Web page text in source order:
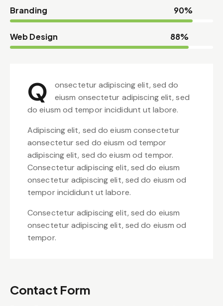
Branding 90%
Web Design 88%
Q
onsectetur adipiscing elit, sed do
eiusm onsectetur adipiscing elit, sed
do eiusm od tempor incididunt ut labore.
Adipiscing elit, sed do eiusm consectetur
aonsectetur sed do eiusm od tempor
adipiscing elit, sed do eiusm od tempor.
Consectetur adipiscing elit, sed do eiusm
onsectetur adipiscing elit, sed do eiusm od
tempor incididunt ut labore.
Consectetur adipiscing elit, sed do eiusm
onsectetur adipiscing elit, sed do eiusm od
tempor.
Contact Form